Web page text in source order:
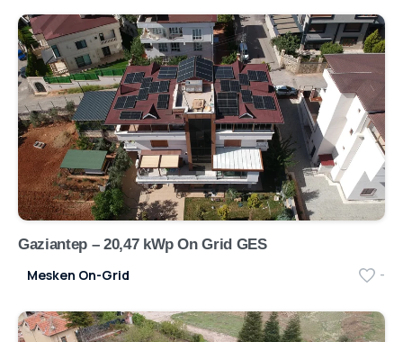
Gaziantep – 20,47 kWp On Grid GES
Mesken On-Grid
-